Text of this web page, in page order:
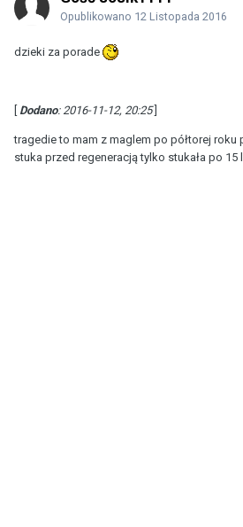
Opublikowano 12 Listopada 2016
dzieki za porade
Dodano: 2016-11-12, 20:25]
tragedie to mam z maglem po półtorej roku
stuka przed regeneracją tylko stukała po 15